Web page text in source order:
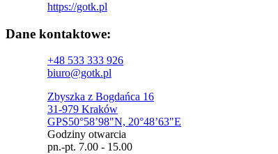
https://gotk.pl
Dane kontaktowe:
+48 533 333 926
biuro@gotk.pl
Zbyszka z Bogdańca 16
31-979 Kraków
GPS50°58’98"N, 20°48’63"E
Godziny otwarcia
pn.-pt. 7.00 - 15.00